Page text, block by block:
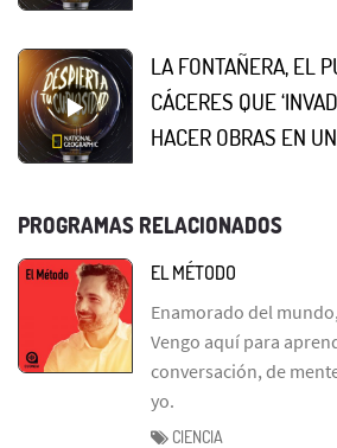
LA FONTAÑERA, EL
CÁCERES QUE
HACER OBRAS EN
PROGRAMAS RELACIONADOS
EL MÉTODO
Enamorado del
Vengo aquí para
conversación, de
yo.
CIENCIA